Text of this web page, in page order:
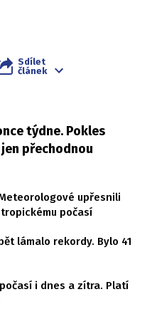
Sdílet
článek
týdne. Pokles
přechodnou
upřesnili
počasí
lámalo rekordy. Bylo 41
i dnes a zítra. Platí